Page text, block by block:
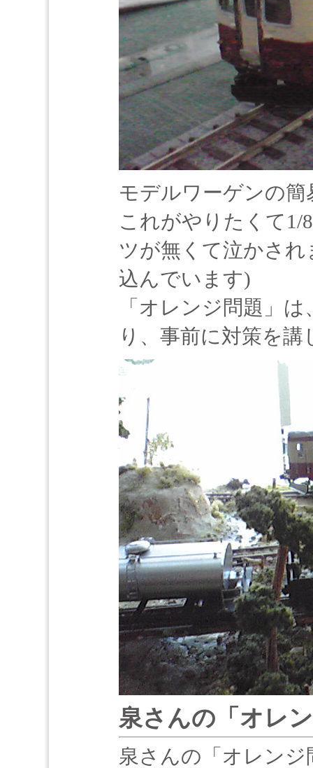
モデルワーゲンの簡
これがやりたくて1/
ツが無くて泣かさ
込んでいます)
「オレンジ問題」
り、事前に対策を
泉さんの「オレ
泉さんの「オレン